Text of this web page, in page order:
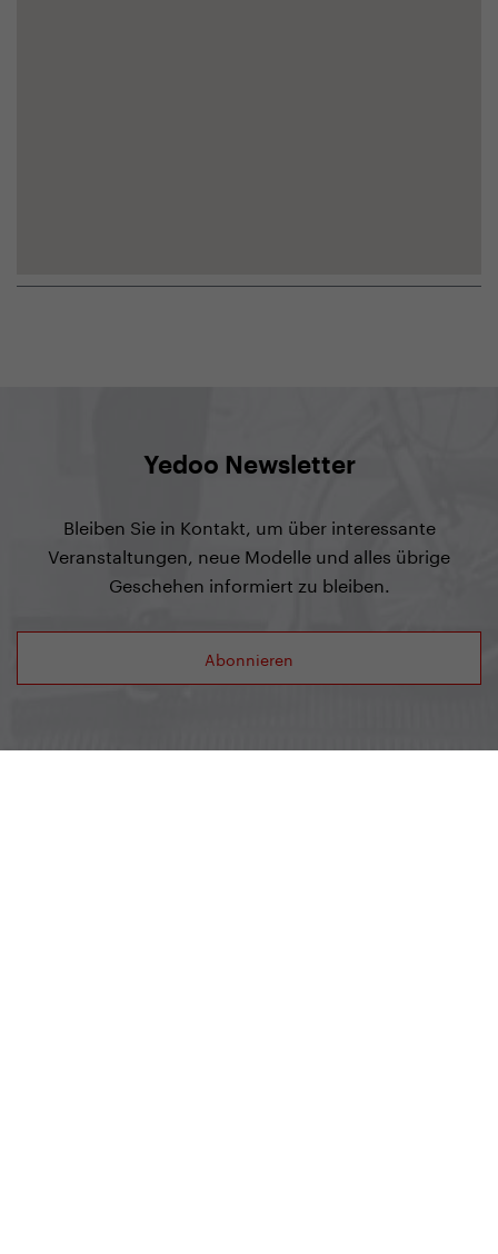
Yedoo Newsletter
Bleiben Sie in Kontakt, um über interessante
Veranstaltungen, neue Modelle und alles übrige
Geschehen informiert zu bleiben.
Abonnieren